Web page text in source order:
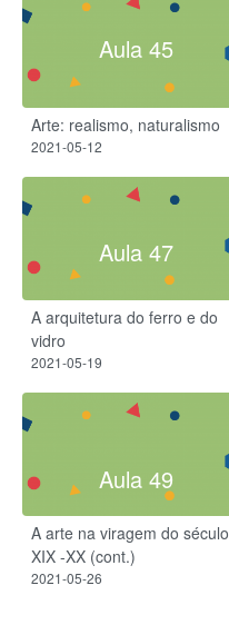
Aula 45
Arte: realismo, naturalismo
2021-05-12
Aula 47
A arquitetura do ferro e do
vidro
2021-05-19
Aula 49
A arte na viragem do século
XIX -XX (cont.)
2021-05-26